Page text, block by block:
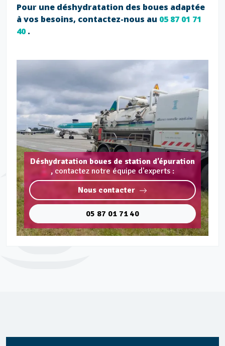
Pour une déshydratation des boues adaptée
à vos besoins, contactez-nous au 05 87 01 71
40.
Déshydratation boues de station d’épuration
, contactez notre équipe d'experts :
Nous contacter
05 87 01 71 40